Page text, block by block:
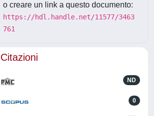
o creare un link a questo documento:
https://hdl.handle.net/11577/3463
761
Citazioni
ND
0